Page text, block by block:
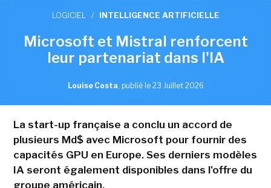
LOGICIEL / INTELLIGENCE ARTIFICIELLE
Microsoft et Mistral renforcent
leur partenariat dans l'IA
Louise Costa, publié le 23 Juillet 2026
La start-up française a conclu un accord de
plusieurs Md$ avec Microsoft pour fournir des
capacités GPU en Europe. Ses derniers modèles
IA seront également disponibles dans l'offre du
groupe américain.